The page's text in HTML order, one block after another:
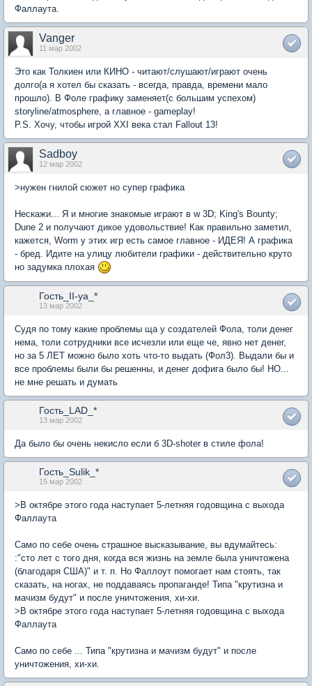
Фаллаута.
Vanger
11 мар 2002
Это как Толкиен или КИНО - читают/слушают/играют очень
долго(а я хотел бы сказать - всегда, правда, времени мало
прошло). В Фоле графику заменяет(с большим успехом)
storyline/atmosphere, а главное - gameplay!
P.S. Хочу, чтобы игрой XXI века стал Fallout 13!
Sadboy
12 мар 2002
>нужен гнилой сюжет но супер графика
Нескажи... Я и многие знакомые играют в w 3D; King's Bounty;
Dune 2 и получают дикое удовольствие! Как правильно заметил,
кажется, Worm у этих игр есть самое главное - ИДЕЯ! А графика
- бред. Идите на улицу любители графики - действительно круто
но задумка плохая
Гость_II-ya_*
13 мар 2002
Судя по тому какие проблемы ща у создателей Фола, толи денег
нема, толи сотрудники все исчезли или еще че, явно нет денег,
но за 5 ЛЕТ можно было хоть что-то выдать (Фол3). Выдали бы и
все проблемы были бы решенны, и денег дофига было бы! НО...
не мне решать и думать
Гость_LAD_*
13 мар 2002
Да было бы очень некисло если б 3D-shoter в стиле фола!
Гость_Sulik_*
15 мар 2002
>В октябре этого года наступает 5-летняя годовщина с выхода
Фаллаута
Само по себе очень страшное высказывание, вы вдумайтесь:
:"сто лет с того дня, когда вся жизнь на земле была уничтожена
(благодаря США)" и т. п. Но Фаллоут помогает нам стоять, так
сказать, на ногах, не поддаваясь пропаганде! Типа "крутизна и
мачизм будут" и после уничтожения, хи-хи.
>В октябре этого года наступает 5-летняя годовщина с выхода
Фаллаута
Само по себе ... Типа "крутизна и мачизм будут" и после
уничтожения, хи-хи.